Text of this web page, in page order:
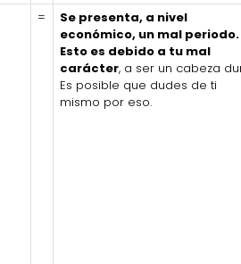
=
Se presenta, a nivel
económico, un mal periodo.
Esto es debido a tu mal
carácter, a ser un cabeza
Es posible que dudes de ti
mismo por eso.